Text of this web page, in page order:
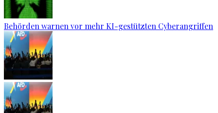
Behörden warnen vor mehr KI-gestützten Cyberangriffen